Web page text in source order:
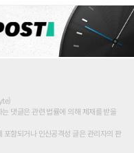
댓글은 관련 법률에 의해 제재를 받을
포함되거나 인신공격성 글은 관리자의 판